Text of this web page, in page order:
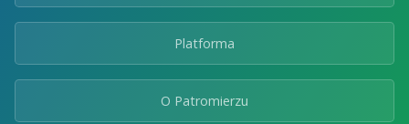
Platforma
O Patromierzu